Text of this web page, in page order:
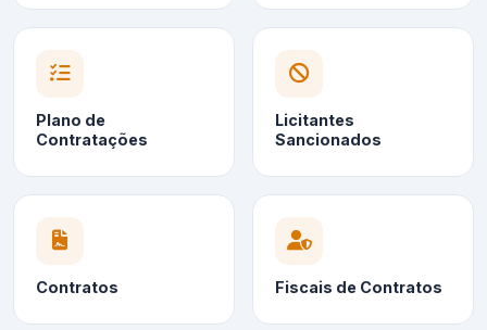
Plano de
Contratações
Licitantes
Sancionados
Contratos Fiscais de Contratos